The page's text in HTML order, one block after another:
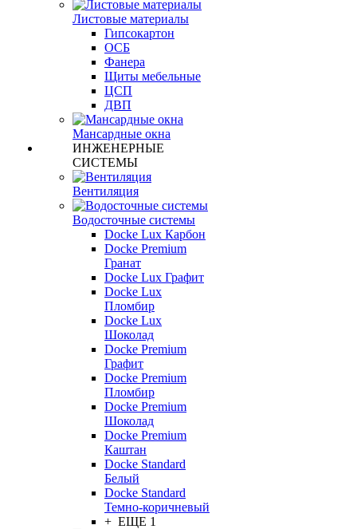
Листовые материалы
Гипсокартон
ОСБ
Фанера
Щиты мебельные
ЦСП
ДВП
Мансардные окна
ИНЖЕНЕРНЫЕ
СИСТЕМЫ
Вентиляция
Водосточные системы
Docke Lux Карбон
Docke Premium
Гранат
Docke Lux Графит
Docke Lux
Пломбир
Docke Lux
Шоколад
Docke Premium
Графит
Docke Premium
Пломбир
Docke Premium
Шоколад
Docke Premium
Каштан
Docke Standard
Белый
Docke Standard
Темно-коричневый
+ ЕЩЕ 1